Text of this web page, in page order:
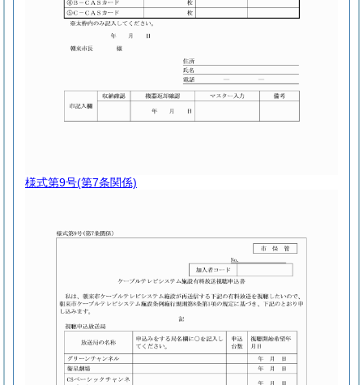
様式第9号(第7条関係)